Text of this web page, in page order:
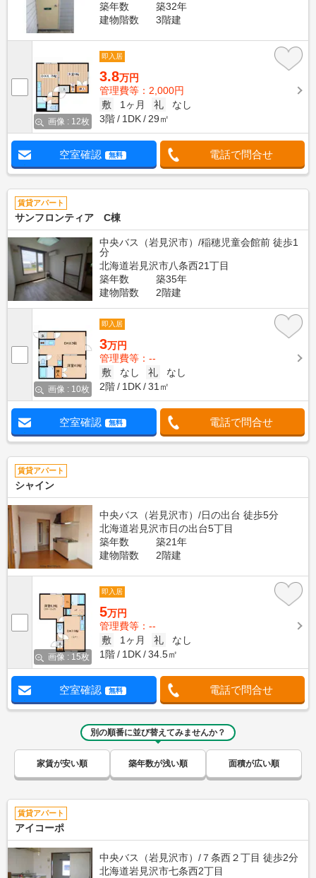
築年数
築32年
建物階数
3階建
画像 : 12枚
即入居
3.8万円
管理費等：2,000円
敷
1ヶ月 礼
なし
3階
1DK 29㎡
空室確認 無料 電話で問合せ
賃貸アパート
サンフロンティア C棟
中央バス（岩見沢市）/稲穂児童会館前 徒歩1
分
北海道岩見沢市八条西21丁目
築年数
築35年
建物階数
2階建
画像 : 10枚
即入居
3万円
管理費等：--
敷
なし 礼
なし
2階
1DK 31㎡
空室確認 無料 電話で問合せ
賃貸アパート
シャイン
中央バス（岩見沢市）/日の出台 徒歩5分
北海道岩見沢市日の出台5丁目
築年数
築21年
建物階数
2階建
画像 : 15枚
即入居
5万円
管理費等：--
敷
1ヶ月 礼
なし
1階
1DK 34.5㎡
空室確認 無料 電話で問合せ
別の順番に並び替えてみませんか？
家賃が安い順 築年数が浅い順 面積が広い順
賃貸アパート
アイコーポ
中央バス（岩見沢市）/７条西２丁目 徒歩2分
北海道岩見沢市七条西2丁目